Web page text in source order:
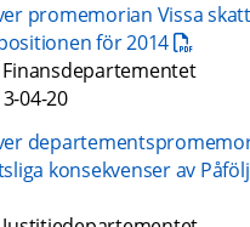
promemorian Vissa
för 2014pdf, 21.9
04-20
konsekvenser av
kB.